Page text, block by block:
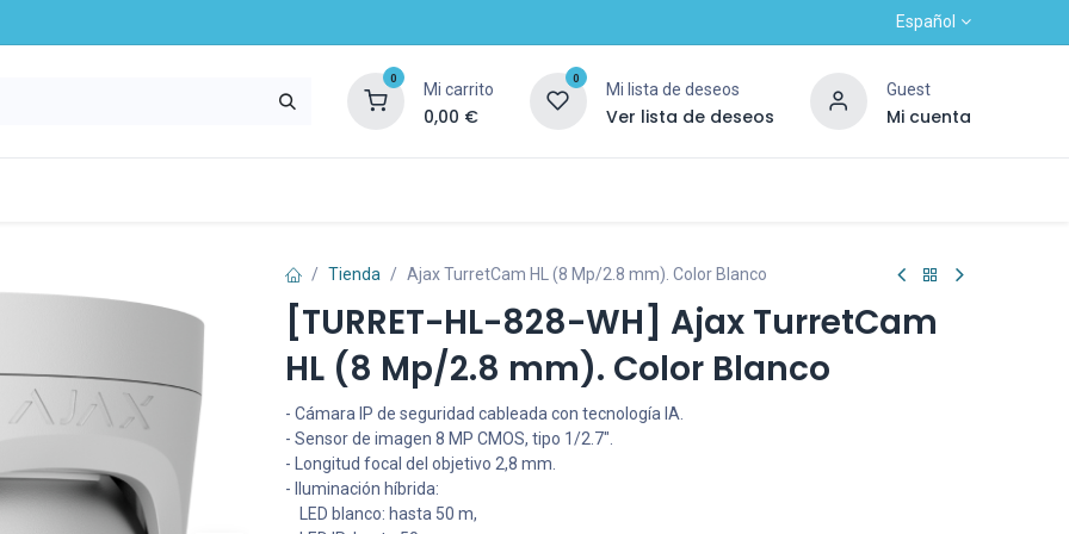
Español
0
Mi carrito
0,00 €
0
Mi lista de deseos
Ver lista de deseos
Guest
Mi cuenta
Tienda Ajax TurretCam HL (8 Mp/2.8 mm). Color Blanco
[TURRET-HL-828-WH] Ajax TurretCam
HL (8 Mp/2.8 mm). Color Blanco
- Cámara IP de seguridad cableada con tecnología IA.
- Sensor de imagen 8 MP CMOS, tipo 1/2.7".
- Longitud focal del objetivo 2,8 mm.
- Iluminación híbrida:
LED blanco: hasta 50 m,